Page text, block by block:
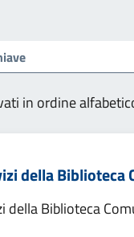
in ordine
della Biblioteca
della Biblioteca